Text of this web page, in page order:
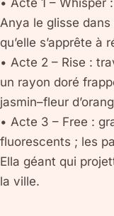
Anya le glisse
qu’elle s’apprête à
• Acte 2 – Rise :
un rayon doré
jasmin–fleur
• Acte 3 – Free :
fluorescents ; les
Ella géant qui
la ville.